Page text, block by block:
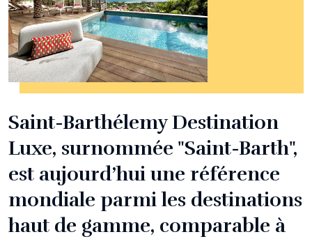
Saint-Barthélemy Destination
Luxe, surnommée "Saint-Barth",
est aujourd’hui une référence
mondiale parmi les destinations
haut de gamme, comparable à